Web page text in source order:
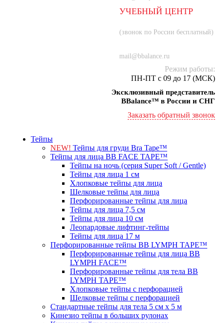
УЧЕБНЫЙ ЦЕНТР
(звонок по России бесплатный)
mail@bbalance.ru
Режим работы:
ПН-ПТ с 09 до 17 (МСК)
Эксклюзивный представитель
BBalance™ в России и СНГ
Заказать обратный звонок
Тейпы
NEW! Тейпы для груди Bra Tape™
Тейпы для лица BB FACE TAPE™
Тейпы на ночь (серия Super Soft / Gentle)
Тейпы для лица 1 см
Хлопковые тейпы для лица
Шелковые тейпы для лица
Перфорированные тейпы для лица
Тейпы для лица 7,5 см
Тейпы для лица 10 см
Леопардовые лифтинг-тейпы
Тейпы для лица 17 м
Перфорированные тейпы BB LYMPH TAPE™
Перфорированные тейпы для лица BB
LYMPH FACE™
Перфорированные тейпы для тела BB
LYMPH TAPE™
Хлопковые тейпы с перфорацией
Шелковые тейпы с перфорацией
Стандартные тейпы для тела 5 см x 5 м
Кинезио тейпы в больших рулонах